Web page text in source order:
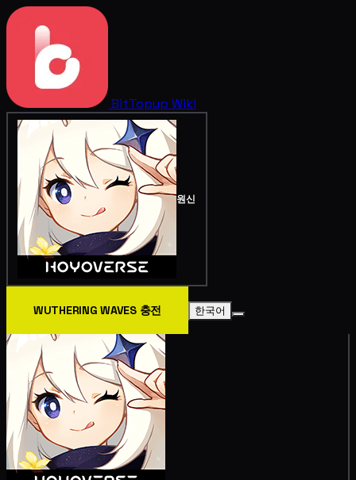
BitTopup Wiki
원신
WUTHERING WAVES 충전 한국어